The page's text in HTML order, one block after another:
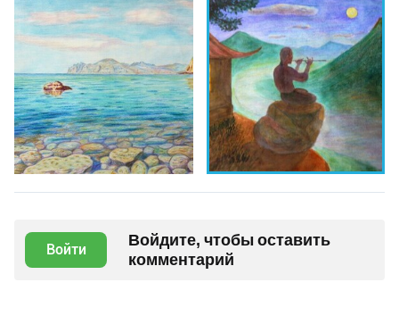
Войти
Войдите, чтобы оставить
комментарий